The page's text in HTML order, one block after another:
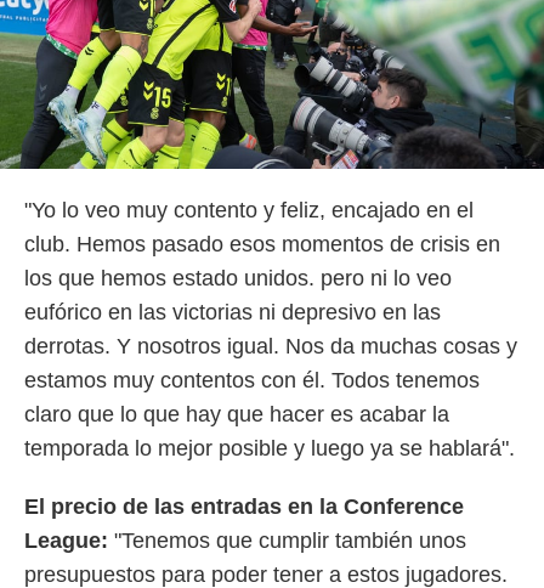
"Yo lo veo muy contento y feliz, encajado en el
club. Hemos pasado esos momentos de crisis en
los que hemos estado unidos. pero ni lo veo
eufórico en las victorias ni depresivo en las
derrotas. Y nosotros igual. Nos da muchas cosas y
estamos muy contentos con él. Todos tenemos
claro que lo que hay que hacer es acabar la
temporada lo mejor posible y luego ya se hablará".
El precio de las entradas en la Conference
League: "Tenemos que cumplir también unos
presupuestos para poder tener a estos jugadores.